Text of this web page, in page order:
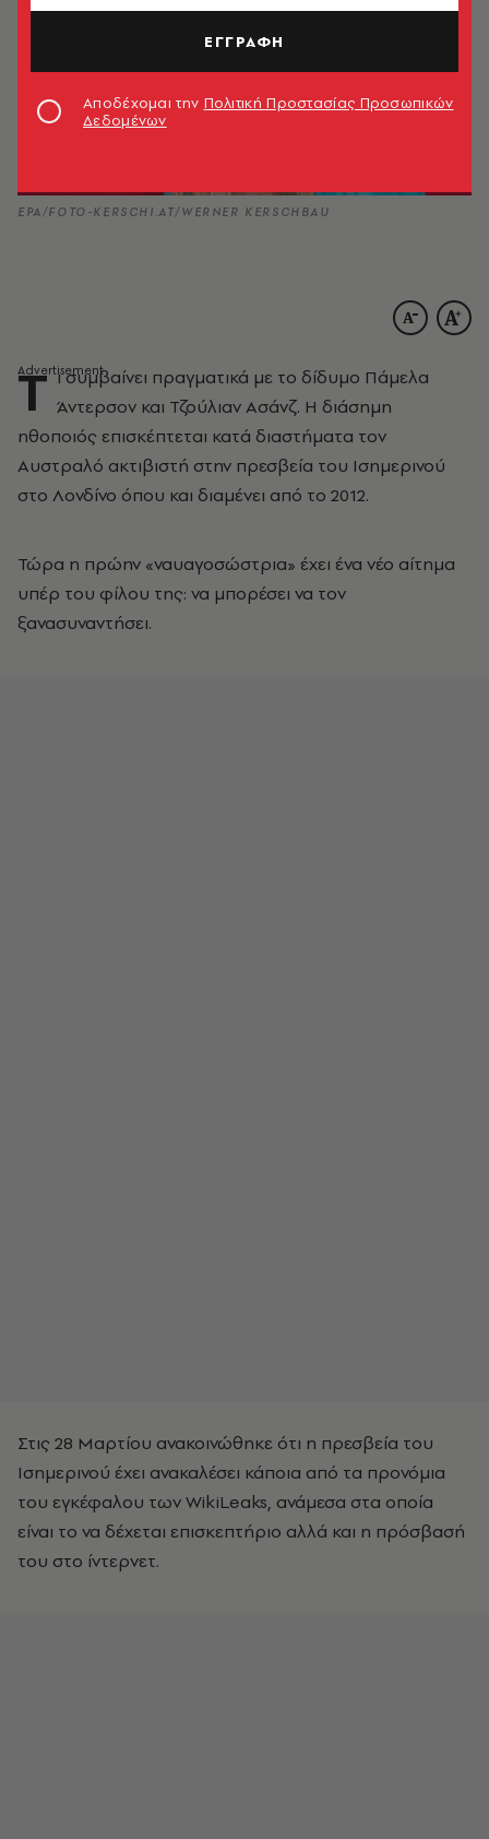
EPA/FOTO-KERSCHI.AT/WERNER KERSCHBAU
Τ ι συμβαίνει πραγματικά με το δίδυμο Πάμελα
Άντερσον και Τζούλιαν Ασάνζ. Η διάσημη
ηθοποιός επισκέπτεται κατά διαστήματα τον
Αυστραλό ακτιβιστή στην πρεσβεία του Ισημερινού
στο Λονδίνο όπου και διαμένει από το 2012.
Τώρα η πρώην «ναυαγοσώστρια» έχει ένα νέο αίτημα
υπέρ του φίλου της: να μπορέσει να τον
ξανασυναντήσει.
Στις 28 Μαρτίου ανακοινώθηκε ότι η πρεσβεία του
Ισημερινού έχει ανακαλέσει κάποια από τα προνόμια
του εγκέφαλου των WikiLeaks, ανάμεσα στα οποία
είναι το να δέχεται επισκεπτήριο αλλά και η πρόσβασή
του στο ίντερνετ.
ΕΓΓΡΑΦΗ
Αποδέχομαι την Πολιτική Προστασίας Προσωπικών
Δεδομένων